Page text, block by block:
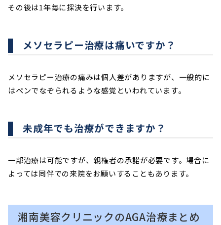
その後は1年毎に採決を行います。
メソセラピー治療は痛いですか？
メソセラピー治療の痛みは個人差がありますが、一般的に
はペンでなぞられるような感覚といわれています。
未成年でも治療ができますか？
一部治療は可能ですが、親権者の承諾が必要です。場合に
よっては同伴での来院をお願いすることもあります。
湘南美容クリニックのAGA治療まとめ